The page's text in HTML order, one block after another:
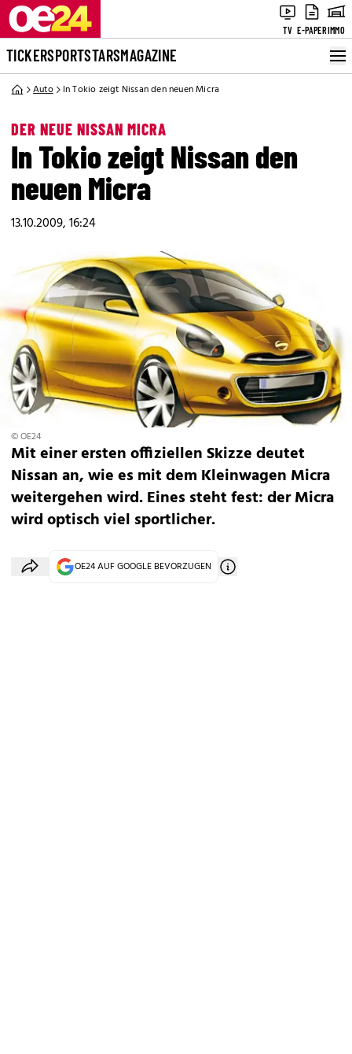
TV E-PAPERIMMO
TICKERSPORTSTARSMAGAZINE
Auto In Tokio zeigt Nissan den neuen Micra
DER NEUE NISSAN MICRA
In Tokio zeigt Nissan den
neuen Micra
13.10.2009, 16:24
© OE24
Mit einer ersten offiziellen Skizze deutet
Nissan an, wie es mit dem Kleinwagen Micra
weitergehen wird. Eines steht fest: der Micra
wird optisch viel sportlicher.
OE24 AUF GOOGLE BEVORZUGEN